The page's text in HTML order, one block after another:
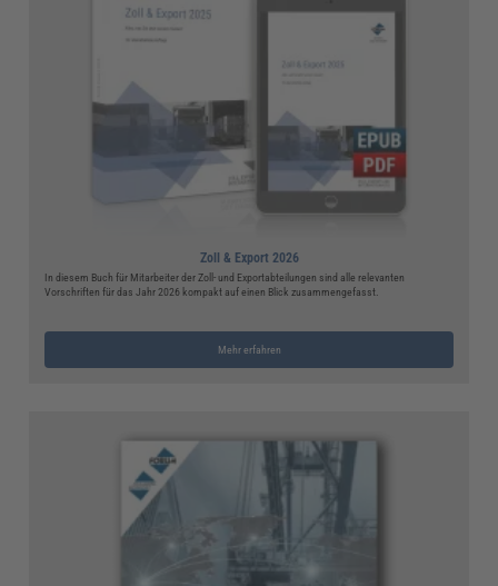
Zoll & Export 2026
In diesem Buch für Mitarbeiter der Zoll- und Exportabteilungen sind alle relevanten
Vorschriften für das Jahr 2026 kompakt auf einen Blick zusammengefasst.
Mehr erfahren